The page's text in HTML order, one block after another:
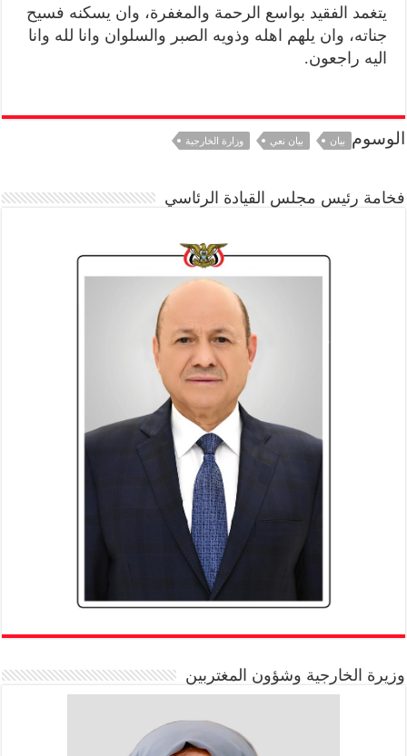
يتغمد الفقيد بواسع الرحمة والمغفرة، وان يسكنه فسيح
جناته، وان يلهم اهله وذويه الصبر والسلوان وانا لله وانا
اليه راجعون.
الوسوم بيان بيان نعي وزارة الخارجية
فخامة رئيس مجلس القيادة الرئاسي
وزيرة الخارجية وشؤون المغتربين